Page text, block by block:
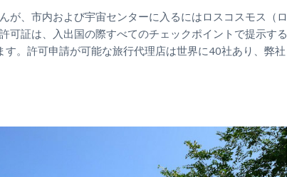
が、市内および宇宙センターに入るにはロスコスモス（ロ
可証は、入出国の際すべてのチェックポイントで提示する
。許可申請が可能な旅行代理店は世界に40社あり、弊社